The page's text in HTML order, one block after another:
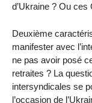
d’Ukraine ? Ou
Deuxième
manifester avec
ne pas avoir posé
retraites ? La
intersyndicales se
l’occasion de